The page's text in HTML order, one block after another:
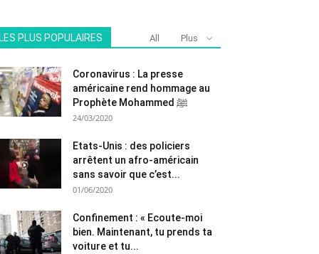
LES PLUS POPULAIRES All Plus
Coronavirus : La presse
américaine rend hommage au
Prophète Mohammed ﷺ
24/03/2020
Etats-Unis : des policiers
arrêtent un afro-américain
sans savoir que c’est...
01/06/2020
Confinement : « Ecoute-moi
bien. Maintenant, tu prends ta
voiture et tu...